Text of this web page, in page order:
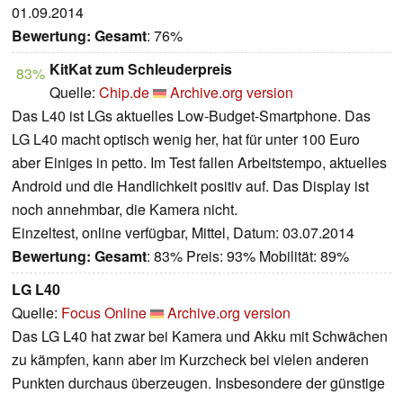
01.09.2014
Bewertung: Gesamt: 76%
83% KitKat zum Schleuderpreis
Quelle: Chip.de
Archive.org version
Das L40 ist LGs aktuelles Low-Budget-Smartphone. Das
LG L40 macht optisch wenig her, hat für unter 100 Euro
aber Einiges in petto. Im Test fallen Arbeitstempo, aktuelles
Android und die Handlichkeit positiv auf. Das Display ist
noch annehmbar, die Kamera nicht.
Einzeltest, online verfügbar, Mittel, Datum: 03.07.2014
Bewertung: Gesamt: 83% Preis: 93% Mobilität: 89%
LG L40
Quelle: Focus Online
Archive.org version
Das LG L40 hat zwar bei Kamera und Akku mit Schwächen
zu kämpfen, kann aber im Kurzcheck bei vielen anderen
Punkten durchaus überzeugen. Insbesondere der günstige